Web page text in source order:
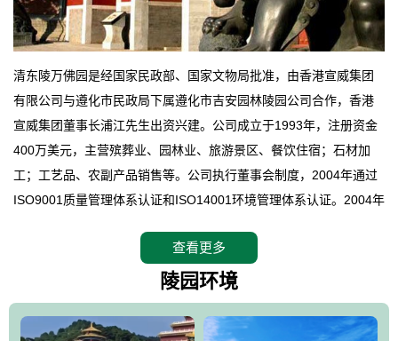
清东陵万佛园是经国家民政部、国家文物局批准，由香港宣威集团
有限公司与遵化市民政局下属遵化市吉安园林陵园公司合作，香港
宣威集团董事长浦江先生出资兴建。公司成立于1993年，注册资金
400万美元，主营殡葬业、园林业、旅游景区、餐饮住宿；石材加
工；工艺品、农副产品销售等。公司执行董事会制度，2004年通过
ISO9001质量管理体系认证和ISO14001环境管理体系认证。2004年
拥有4A级旅游区头衔的花园式陵园，园内建有四星级酒店一座。
万佛园位于遵化市境内，座落在世界文化遗产清东陵地形墙内，地
形绝佳，地理位置优越，交通便利。公司以“建设全国顶级人生后花
园、打造佛教精品旅游圣地”为目标，以海外归侨、国内外知名人士
查看更多
陵园环境